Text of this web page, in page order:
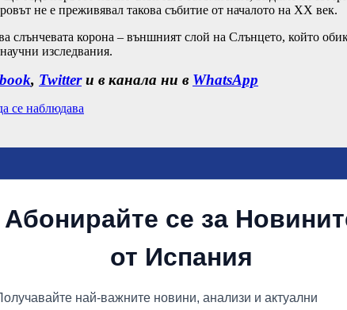
не е преживявал такова събитие от началото на XX век.
слънчевата корона – външният слой на Слънцето, който
изследвания.
, Twitterи в канала ни в WhatsApp
се наблюдава